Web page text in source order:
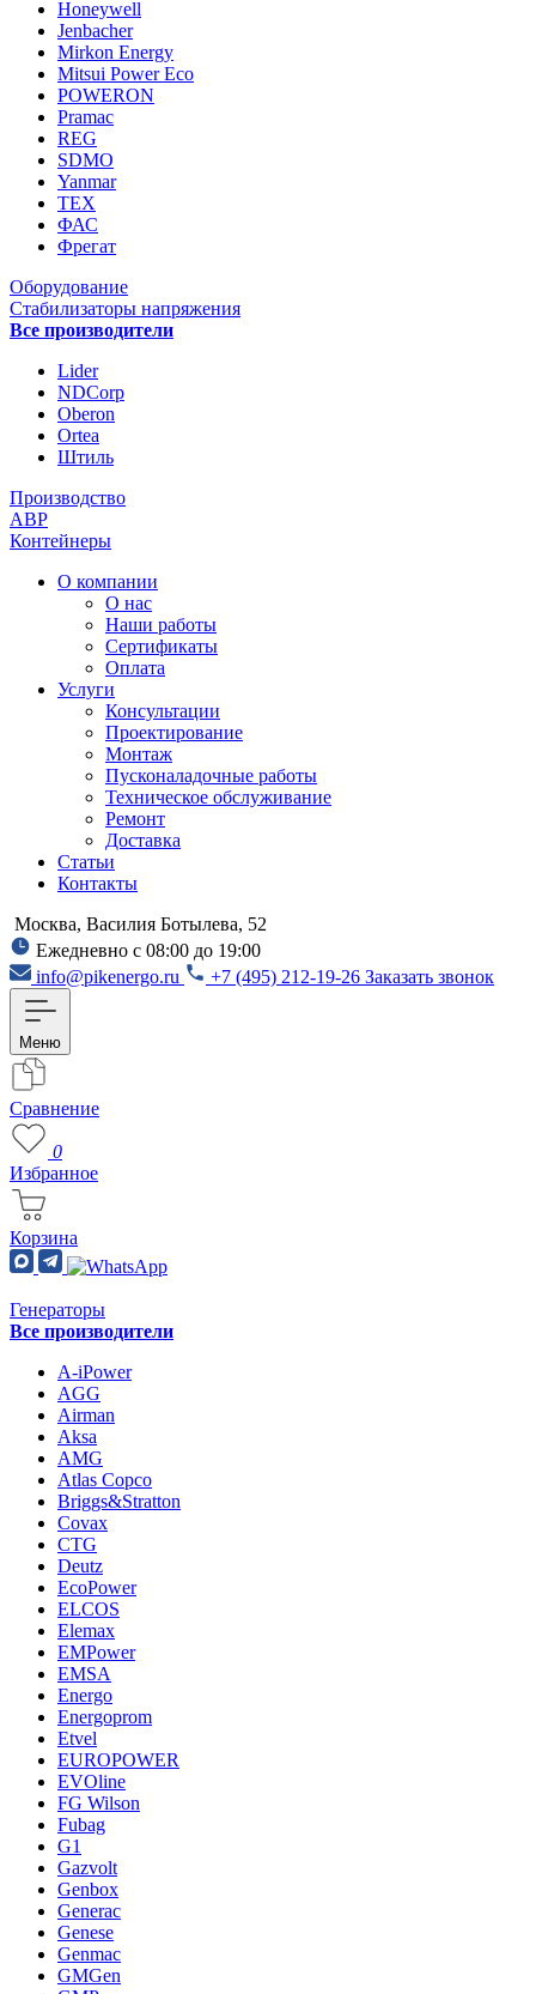
Honeywell
Jenbacher
Mirkon Energy
Mitsui Power Eco
POWERON
Pramac
REG
SDMO
Yanmar
ТЕХ
ФАС
Фрегат
Оборудование
Стабилизаторы напряжения
Все производители
Lider
NDCorp
Oberon
Ortea
Штиль
Производство
АВР
Контейнеры
О компании
О нас
Наши работы
Сертификаты
Оплата
Услуги
Консультации
Проектирование
Монтаж
Пусконаладочные работы
Техническое обслуживание
Ремонт
Доставка
Статьи
Контакты
Москва, Василия Ботылева, 52
Ежедневно с 08:00 до 19:00
info@pikenergo.ru
+7 (495) 212-19-26 Заказать звонок
Меню
Сравнение
0
Избранное
Корзина
Генераторы
Все производители
A-iPower
AGG
Airman
Aksa
AMG
Atlas Copco
Briggs&Stratton
Covax
CTG
Deutz
EcoPower
ELCOS
Elemax
EMPower
EMSA
Energo
Energoprom
Etvel
EUROPOWER
EVOline
FG Wilson
Fubag
G1
Gazvolt
Genbox
Generac
Genese
Genmac
GMGen